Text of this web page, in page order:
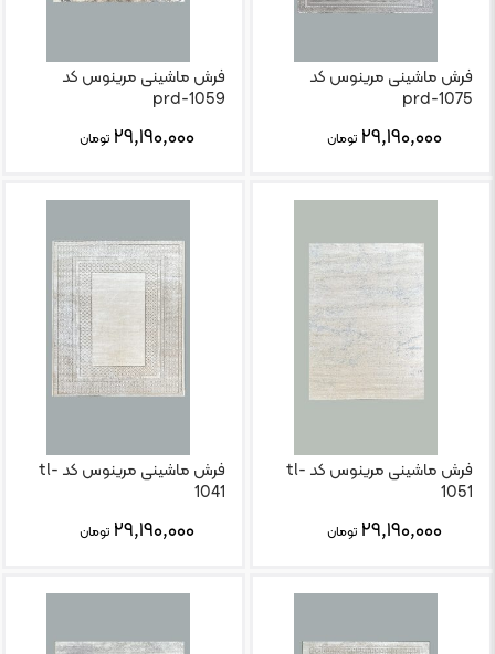
فرش ماشینی مرینوس کد
prd-1075
۲۹,۱۹۰,۰۰۰ تومان
فرش ماشینی مرینوس کد
prd-1059
۲۹,۱۹۰,۰۰۰ تومان
فرش ماشینی مرینوس کد tl-
1051
۲۹,۱۹۰,۰۰۰ تومان
فرش ماشینی مرینوس کد tl-
1041
۲۹,۱۹۰,۰۰۰ تومان